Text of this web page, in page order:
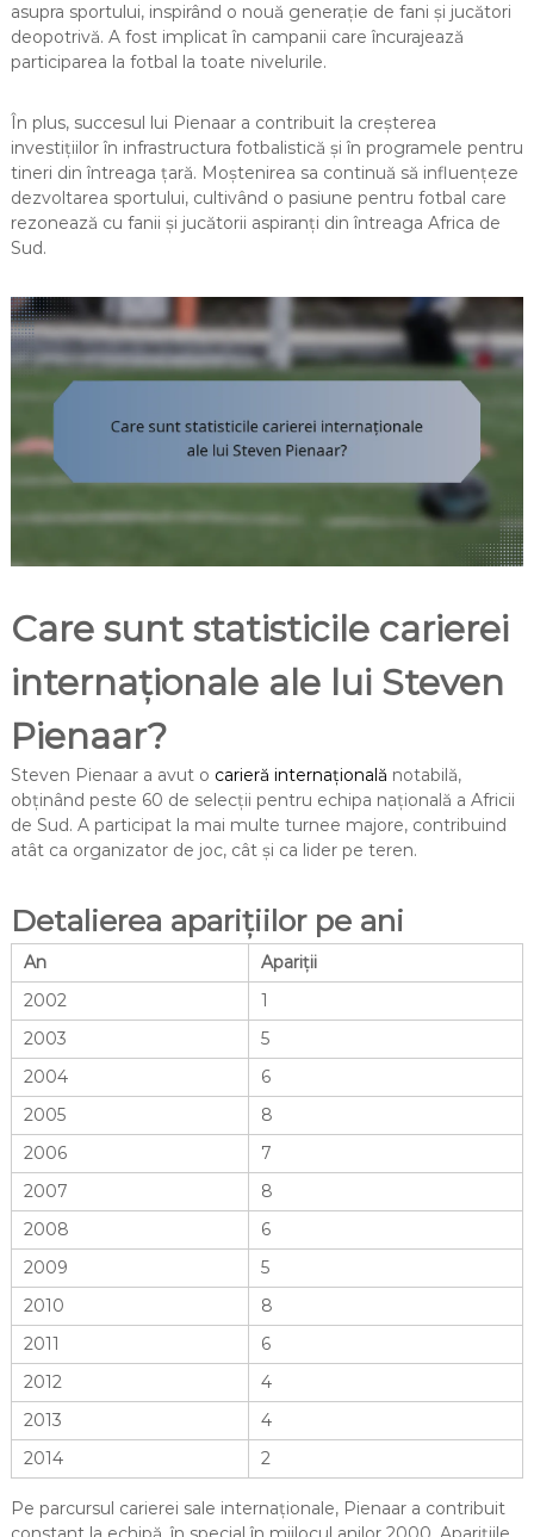
asupra sportului, inspirând o nouă generație de fani și jucători
deopotrivă. A fost implicat în campanii care încurajează
participarea la fotbal la toate nivelurile.
În plus, succesul lui Pienaar a contribuit la creșterea
investițiilor în infrastructura fotbalistică și în programele pentru
tineri din întreaga țară. Moștenirea sa continuă să influențeze
dezvoltarea sportului, cultivând o pasiune pentru fotbal care
rezonează cu fanii și jucătorii aspiranți din întreaga Africa de
Sud.
Care sunt statisticile carierei
internaționale ale lui Steven
Pienaar?
Steven Pienaar a avut o carieră internațională notabilă,
obținând peste 60 de selecții pentru echipa națională a Africii
de Sud. A participat la mai multe turnee majore, contribuind
atât ca organizator de joc, cât și ca lider pe teren.
Detalierea aparițiilor pe ani
An
Apariții
2002
1
2003
5
2004
6
2005
8
2006
7
2007
8
2008
6
2009
5
2010
8
2011
6
2012
4
2013
4
2014
2
Pe parcursul carierei sale internaționale, Pienaar a contribuit